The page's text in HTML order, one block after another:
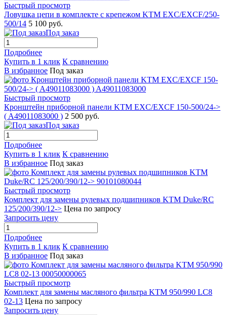
Быстрый просмотр
Ловушка цепи в комплекте с крепежом KTM EXC/EXCF/250-
500/14 5 100 руб.
Под заказ
Подробнее
Купить в 1 клик К сравнению
В избранное Под заказ
Быстрый просмотр
Кронштейн приборной панели KTM EXC/EXCF 150-500/24->
( A49011083000 ) 2 500 руб.
Под заказ
Подробнее
Купить в 1 клик К сравнению
В избранное Под заказ
Быстрый просмотр
Комплект для замены рулевых подшипников KTM Duke/RC
125/200/390/12-> Цена по запросу
Запросить цену
Подробнее
Купить в 1 клик К сравнению
В избранное Под заказ
Быстрый просмотр
Комплект для замены масляного фильтра KTM 950/990 LC8
02-13 Цена по запросу
Запросить цену